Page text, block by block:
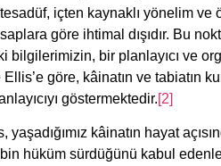
içten kaynaklı yönelim
göre ihtimal dışıdır. Bu
bilgilerimizin, bir planlayıcı ve
Ellis’e göre, kâinatın ve tabiatın
göstermektedir.[2]
yaşadığımız kâinatın hayat
hüküm sürdüğünü kabul